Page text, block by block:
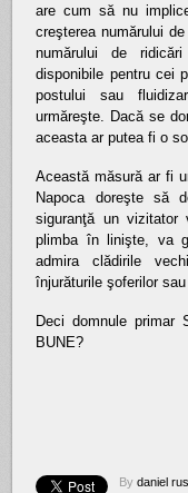
are cum să nu
creşterea numărului
numărului de
disponibile pentru cei
postului sau
urmăreşte. Dacă se
aceasta ar putea fi o
Această măsură ar fi
Napoca doreşte să
siguranţă un
plimba în linişte, va
admira clădirile
înjurăturile şoferilor
Deci domnule primar
BUNE?
Bydaniel rus